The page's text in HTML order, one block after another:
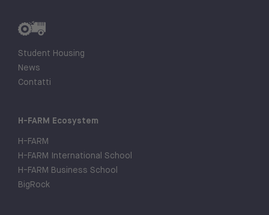
Student Housing
News
Contatti
H-FARM Ecosystem
H-FARM
H-FARM International School
H-FARM Business School
BigRock